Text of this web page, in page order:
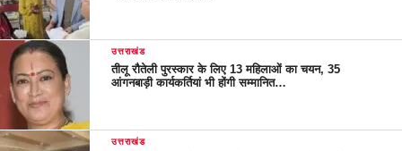
उत्तराखंड
तीलू रौतेली पुरस्कार के लिए 13 महिलाओं का चयन, 35
आंगनबाड़ी कार्यकर्तियां भी होंगी सम्मानित…
उत्तराखंड